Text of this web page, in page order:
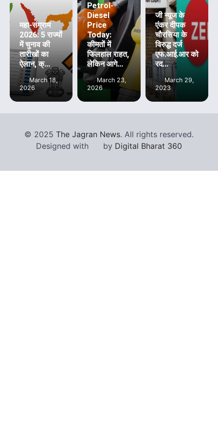
महा-संग्राम
2026: 5 राज्यों
में चुनाव की
तारीखों का
ऐलान, क्...
March 18,
2026
Petrol-
Diesel
Price
Today:
कीमतों में
फिलहाल राहत,
लेकिन आगे...
March 23,
2026
जी न्यूज के
एंकर दीपक
चौरसिया के
विरुद्ध दर्ज
एफ.आई.आर को
रद...
March 29,
2023
© 2025 The Jagran News. All rights reserved.
Designed with
by Digital Bharat 360